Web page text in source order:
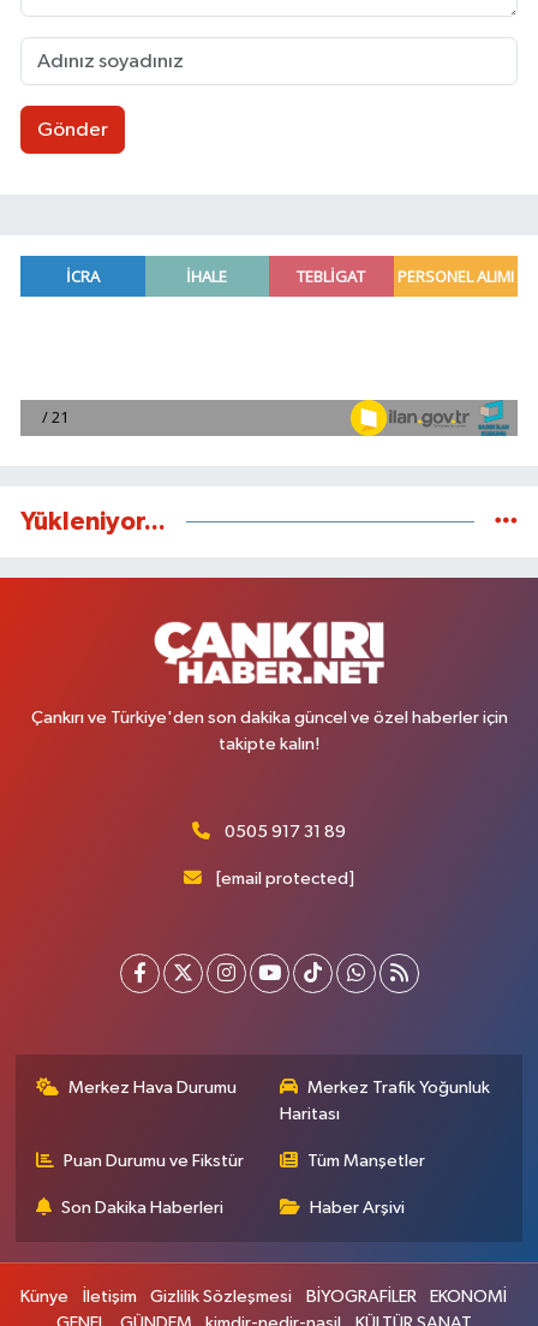
Gönder
Yükleniyor...
Çankırı ve Türkiye'den son dakika güncel ve özel haberler için
takipte kalın!
0505 917 31 89
[email protected]
Merkez Hava Durumu
Merkez Trafik Yoğunluk
Haritası
Puan Durumu ve Fikstür Tüm Manşetler
Son Dakika Haberleri Haber Arşivi
Künye İletişim Gizlilik Sözleşmesi BİYOGRAFİLER
EKONOMİ